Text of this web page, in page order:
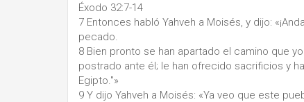
Éxodo 32:7-14
7 Entonces habló Yahveh a Moisés, y dijo:
pecado.
8 Bien pronto se han apartado el camino que
postrado ante él; le han ofrecido sacrificios y
Egipto."»
9 Y dijo Yahveh a Moisés: «Ya veo que este